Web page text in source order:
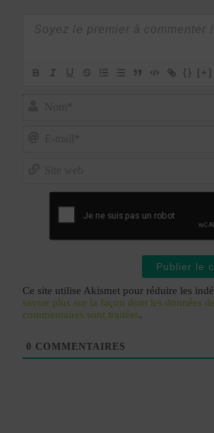
{} [+]
Ce site utilise Akismet pour réduire les
savoir plus sur la façon dont les données
commentaires sont traitées.
0 COMMENTAIRES